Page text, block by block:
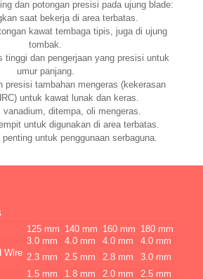
dan potongan presisi pada ujung blade:
saat bekerja di area terbatas.
kawat tembaga tipis, juga di ujung
tombak.
tinggi dan pengerjaan yang presisi untuk
umur panjang.
presisi tambahan mengeras (kekerasan
untuk kawat lunak dan keras.
ditempa, oli mengeras.
untuk digunakan di area terbatas.
untuk penggunaan serbaguna.
125 mm 140 mm 160 mm 180 mm
3.0 mm 4.0 mm 4.0 mm
4.0 mm
Wire 2.3 mm 2.5 mm 2.8 mm
3.0 mm
1.5 mm 1.8 mm 2.0 mm
2.5 mm